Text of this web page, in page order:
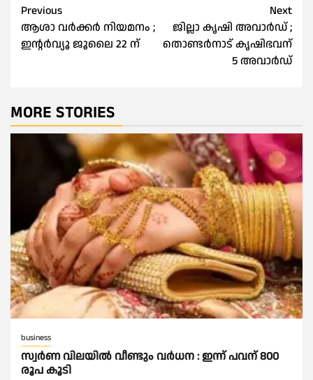
Post
navigation
Previous
ആശാ വര്‍ക്കര്‍ നിയമനം ;
ഇന്റർവ്യൂ ജൂലൈ 22 ന്
Next
ജില്ലാ കൃഷി അവാര്‍ഡ് ;
തൊണ്ടര്‍നാട് കൃഷിഭവന്
5 അവാര്‍ഡ്
MORE STORIES
business
സ്വർണ വിലയില്‍ വീണ്ടും വർധന : ഇന്ന് പവന് 800
രൂപ കൂടി